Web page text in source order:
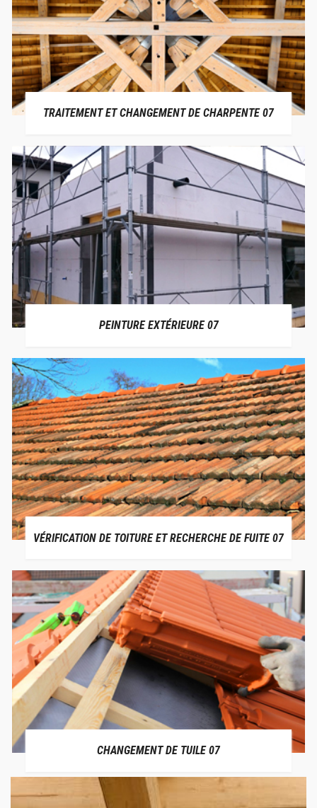
TRAITEMENT ET CHANGEMENT DE CHARPENTE 07
PEINTURE EXTÉRIEURE 07
VÉRIFICATION DE TOITURE ET RECHERCHE DE FUITE 07
CHANGEMENT DE TUILE 07